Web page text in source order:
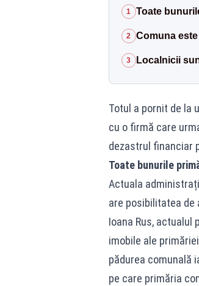
1 Toate
2 Comuna
3 Localnicii
Totul a pornit de la
cu o firmă care
dezastrul financiar
Toate bunurile
Actuala
are posibilitatea de
Ioana Rus,
imobile ale
pădurea comunală
pe care primăria